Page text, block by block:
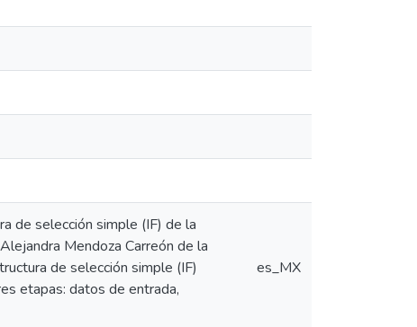
de selección simple (IF) de la
Mendoza Carreón de la
de selección simple (IF)
etapas: datos de entrada,
es_MX